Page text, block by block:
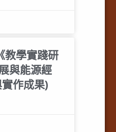
教學實踐研
與能源經
作成果)